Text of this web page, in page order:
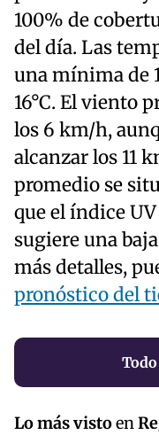
100% de
del día. Las
una mínima de
16°C. El viento
los 6 km/h,
alcanzar los 11
promedio se
que el índice
sugiere una
más detalles,
pronóstico del
Lo más vistoen